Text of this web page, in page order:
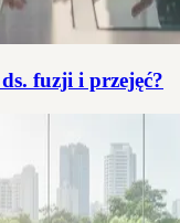
fuzji i przejęć?